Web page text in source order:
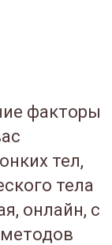
факторы
тел,
тела
онлайн, с